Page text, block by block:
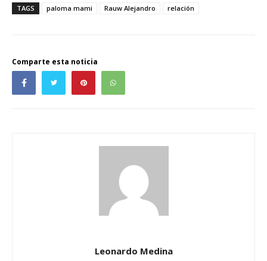
TAGS
paloma mami Rauw Alejandro relación
Comparte esta noticia
Leonardo Medina